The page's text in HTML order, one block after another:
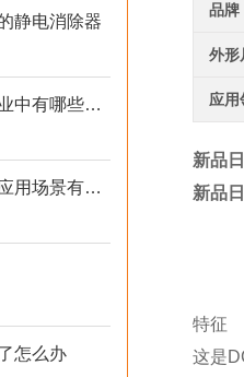
静电消除器
静电消除器在汽车制造行业中有哪些应用场景
电离中和型静电消除器的应用场景有哪些
怎么办
品牌
外形
应用
新品
新品
特征
这是